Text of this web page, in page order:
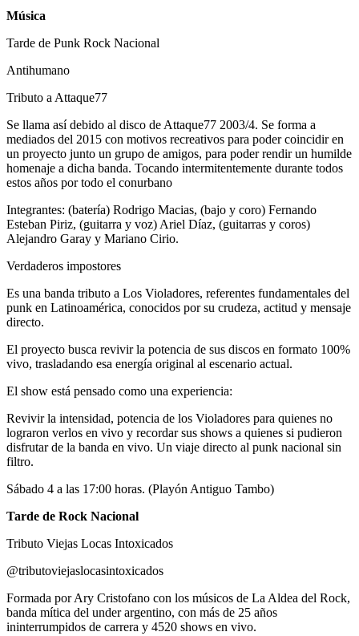
Música
Tarde de Punk Rock Nacional
Antihumano
Tributo a Attaque77
Se llama así debido al disco de Attaque77 2003/4. Se forma a
mediados del 2015 con motivos recreativos para poder coincidir en
un proyecto junto un grupo de amigos, para poder rendir un humilde
homenaje a dicha banda. Tocando intermitentemente durante todos
estos años por todo el conurbano
Integrantes: (batería) Rodrigo Macias, (bajo y coro) Fernando
Esteban Piriz, (guitarra y voz) Ariel Díaz, (guitarras y coros)
Alejandro Garay y Mariano Cirio.
Verdaderos impostores
Es una banda tributo a Los Violadores, referentes fundamentales del
punk en Latinoamérica, conocidos por su crudeza, actitud y mensaje
directo.
El proyecto busca revivir la potencia de sus discos en formato 100%
vivo, trasladando esa energía original al escenario actual.
El show está pensado como una experiencia:
Revivir la intensidad, potencia de los Violadores para quienes no
lograron verlos en vivo y recordar sus shows a quienes si pudieron
disfrutar de la banda en vivo. Un viaje directo al punk nacional sin
filtro.
Sábado 4 a las 17:00 horas. (Playón Antiguo Tambo)
Tarde de Rock Nacional
Tributo Viejas Locas Intoxicados
@tributoviejaslocasintoxicados
Formada por Ary Cristofano con los músicos de La Aldea del Rock,
banda mítica del under argentino, con más de 25 años
ininterrumpidos de carrera y 4520 shows en vivo.